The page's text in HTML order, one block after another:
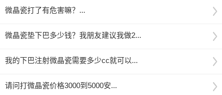
微晶瓷打了有危害嘛？...
微晶瓷垫下巴多少钱？我朋友建议我做2...
我的下巴注射微晶瓷需要多少cc就可以...
请问打微晶瓷价格3000到5000安...